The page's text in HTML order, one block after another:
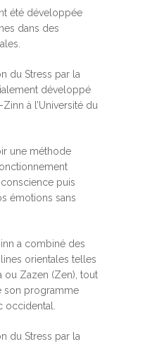
été développée
dans des
du Stress par la
développé
à l’Université du
une méthode
puis
émotions sans
a combiné des
orientales telles
ou Zazen (Zen), tout
son programme
occidental.
du Stress par la